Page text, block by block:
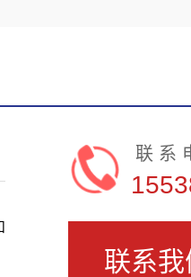
联系
联系我